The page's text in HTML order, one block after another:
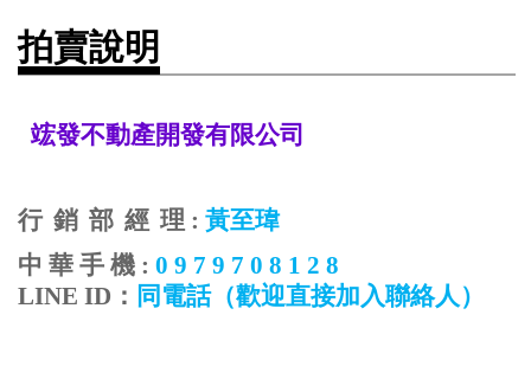
拍賣說明
竤發不動產開發有限公司
行 銷 部 經 理 : 黃至瑋
中 華 手 機 : 0 9 7 9 7 0 8 1 2 8
LINE ID ： 同電話（歡迎直接加入聯絡人）